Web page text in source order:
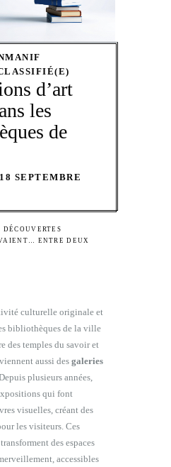
MANIF
d’art
les
de
SEPTEMBRE
ENTRE DEUX
culturelle originale et
bibliothèques de la ville
des temples du savoir et
aussi des galeries
plusieurs années,
qui font
visuelles, créant des
les visiteurs. Ces
des espaces
accessibles